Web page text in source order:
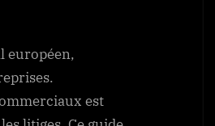
européen,
est